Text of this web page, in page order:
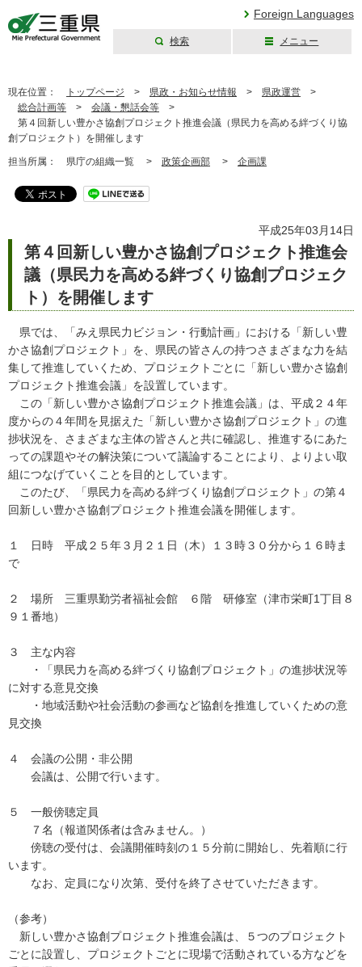
Foreign Languages
検索 メニュー
現在位置： トップページ > 県政・お知らせ情報 > 県政運営 >
総合計画等 > 会議・懇話会等 >
第４回新しい豊かさ協創プロジェクト推進会議（県民力を高める絆づくり協
創プロジェクト）を開催します
担当所属： 県庁の組織一覧 > 政策企画部 > 企画課
平成25年03月14日
第４回新しい豊かさ協創プロジェクト推進会
議（県民力を高める絆づくり協創プロジェク
ト）を開催します
県では、「みえ県民力ビジョン・行動計画」における「新しい豊
かさ協創プロジェクト」を、県民の皆さんの持つさまざまな力を結
集して推進していくため、プロジェクトごとに「新しい豊かさ協創
プロジェクト推進会議」を設置しています。
この「新しい豊かさ協創プロジェクト推進会議」は、平成２４年
度からの４年間を見据えた「新しい豊かさ協創プロジェクト」の進
捗状況を、さまざまな主体の皆さんと共に確認し、推進するにあた
っての課題やその解決策について議論することにより、よりよい取
組につなげていくことを目的としています。
このたび、「県民力を高める絆づくり協創プロジェクト」の第４
回新しい豊かさ協創プロジェクト推進会議を開催します。
１ 日時 平成２５年３月２１日（木）１３時３０分から１６時ま
で
２ 場所 三重県勤労者福祉会館 ６階 研修室（津市栄町1丁目８
９１番地）
３ 主な内容
・「県民力を高める絆づくり協創プロジェクト」の進捗状況等
に対する意見交換
・地域活動や社会活動の参画など協創を推進していくための意
見交換
４ 会議の公開・非公開
会議は、公開で行います。
５ 一般傍聴定員
７名（報道関係者は含みません。）
傍聴の受付は、会議開催時刻の１５分前に開始し、先着順に行
います。
なお、定員になり次第、受付を終了させていただきます。
（参考）
新しい豊かさ協創プロジェクト推進会議は、５つのプロジェクト
ごとに設置し、プロジェクトごとに現場で活動されている方などを